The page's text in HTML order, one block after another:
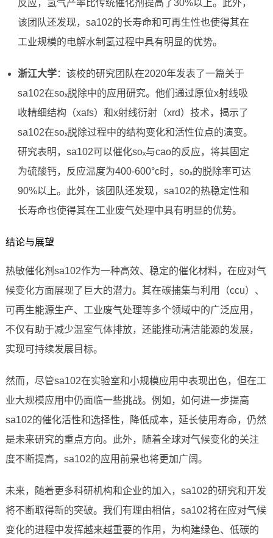
反应，氢气产率比传统催化剂提高了30%以上。此外，
该团队还发现，sa102的长寿命和可再生性也使得其在
工业规模的电解水制氢过程中具有明显的优势。
浙江大学：该校的研究团队在2020年发表了一篇关于
sa102在soₓ脱除中的应用研究。他们通过原位x射线吸
收精细结构（xafs）和x射线衍射（xrd）技术，揭示了
sa102在soₓ脱除过程中的结构变化和活性位点的演变。
研究表明，sa102可以催化soₓ与cao的反应，将其固定
为硫酸钙，反应温度为400-600°c时，soₓ的脱除率可达
90%以上。此外，该团队还发现，sa102的热稳定性和
长寿命也使得其在工业废气处理中具有明显的优势。
结论与展望
热敏催化剂sa102作为一种高效、稳定的催化材料，在应对气
候变化方面展现了巨大的潜力。其在碳捕集与利用（ccu）、
可再生能源生产、工业废气处理等多个领域中的广泛应用，
不仅有助于减少温室气体排放，还能推动清洁能源的发展，
实现可持续发展目标。
然而，尽管sa102在实验室和小规模应用中表现出色，但在工
业大规模应用中仍面临一些挑战。例如，如何进一步提高
sa102的催化活性和选择性，降低成本，延长使用寿命，仍然
是未来研究的重点方向。此外，随着全球对气候变化的关注
度不断提高，sa102的应用前景也将更加广阔。
未来，随着更多科研机构和企业的加入，sa102的研究和开发
将不断取得新的突破。我们有理由相信，sa102将在应对气候
变化的进程中发挥越来越重要的作用，为构建绿色、低碳的